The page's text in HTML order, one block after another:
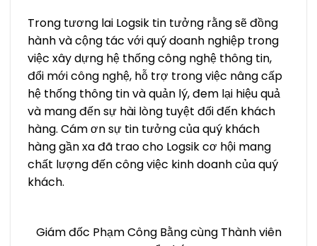
Trong tương lai Logsik tin tưởng rằng sẽ đồng
hành và cộng tác với quý doanh nghiệp trong
việc xây dựng hệ thống công nghệ thông tin,
đổi mới công nghệ, hỗ trợ trong việc nâng cấp
hệ thống thông tin và quản lý, đem lại hiệu quả
và mang đến sự hài lòng tuyệt đối đến khách
hàng. Cám ơn sự tin tưởng của quý khách
hàng gần xa đã trao cho Logsik cơ hội mang
chất lượng đến công việc kinh doanh của quý
khách.
Giám đốc Phạm Công Bằng cùng Thành viên